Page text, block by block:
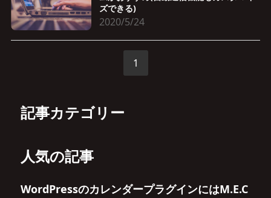
ズできる)
2020/5/24
1
記事カテゴリー
人気の記事
WordPressのカレンダープラグインにはM.E.C